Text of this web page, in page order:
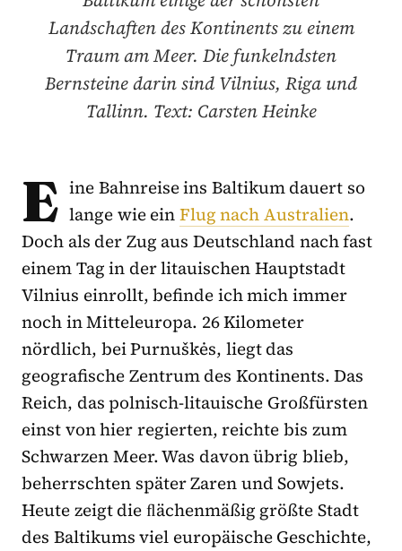
Landschaften des Kontinents zu einem
Traum am Meer. Die funkelndsten
Bernsteine darin sind Vilnius, Riga und
Tallinn. Text: Carsten Heinke
E ine Bahnreise ins Baltikum dauert so
lange wie einFlug nach Australien.
Doch als der Zug aus Deutschland nach fast
einem Tag in der litauischen Hauptstadt
Vilnius einrollt, befinde ich mich immer
noch in Mitteleuropa. 26 Kilometer
nördlich, bei Purnuškės, liegt das
geografische Zentrum des Kontinents. Das
Reich, das polnisch-litauische Großfürsten
einst von hier regierten, reichte bis zum
Schwarzen Meer. Was davon übrig blieb,
beherrschten später Zaren und Sowjets.
Heute zeigt die ﬂächenmäßig größte Stadt
des Baltikums viel europäische Geschichte,